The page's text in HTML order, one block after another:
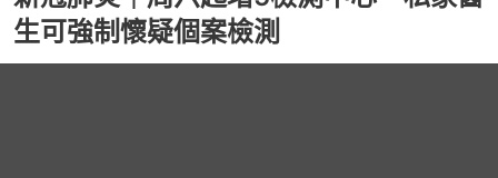
生可強制懷疑個案檢測